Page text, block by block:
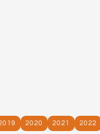
2020 2021 2022